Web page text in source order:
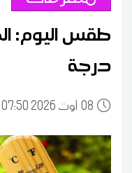
درجة
0807:50 2026 أوت